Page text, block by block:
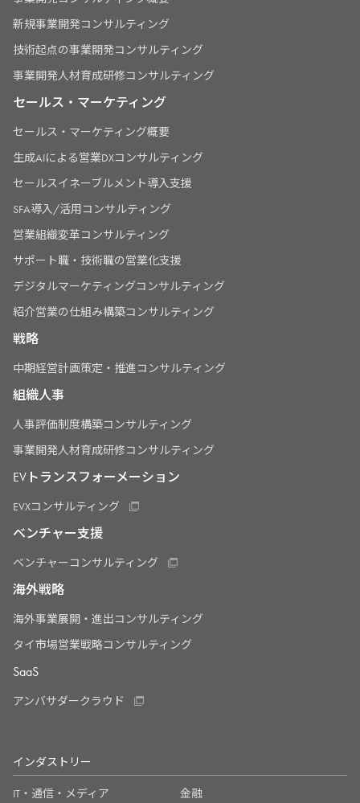
新規事業開発コンサルティング
技術起点の事業開発コンサルティング
事業開発人材育成研修コンサルティング
セールス・マーケティング
セールス・マーケティング概要
生成AIによる営業DXコンサルティング
セールスイネーブルメント導入支援
SFA導入/活用コンサルティング
営業組織変革コンサルティング
サポート職・技術職の営業化支援
デジタルマーケティングコンサルティング
紹介営業の仕組み構築コンサルティング
戦略
中期経営計画策定・推進コンサルティング
組織人事
人事評価制度構築コンサルティング
事業開発人材育成研修コンサルティング
EVトランスフォーメーション
EVXコンサルティング
ベンチャー支援
ベンチャーコンサルティング
海外戦略
海外事業展開・進出コンサルティング
タイ市場営業戦略コンサルティング
SaaS
アンバサダークラウド
インダストリー
IT・通信・メディア 金融